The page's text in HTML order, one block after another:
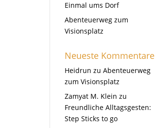
Einmal ums Dorf
Abenteuerweg zum
Visionsplatz
Neueste Kommentare
Heidrun zuAbenteuerweg
zum Visionsplatz
Zamyat M. Klein zu
Freundliche Alltagsgesten:
Step Sticks to go